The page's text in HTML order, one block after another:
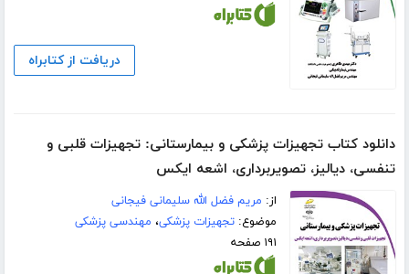
دریافت از کتابراه
دانلود کتاب تجهیزات پزشکی و بیمارستانی: تجهیزات قلبی و
تنفسی، دیالیز، تصویربرداری، اشعه ایکس
از: مریم فضل الله سلیمانی فیجانی
موضوع:تجهیزات پزشکی، مهندسی پزشکی
۱۹۱ صفحه